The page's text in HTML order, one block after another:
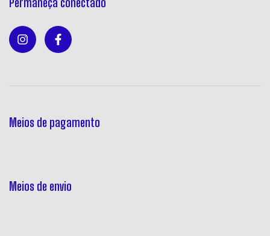
Meios de pagamento
Meios de envio